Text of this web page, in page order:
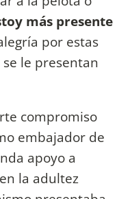
más presente
por estas
le presentan
compromiso
embajador de
apoyo a
la adultez